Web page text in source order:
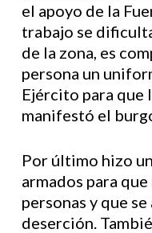
el apoyo de la
trabajo se
de la zona, es
persona un
Ejército para que
manifestó el
Por último hizo
armados para
personas y que
deserción.